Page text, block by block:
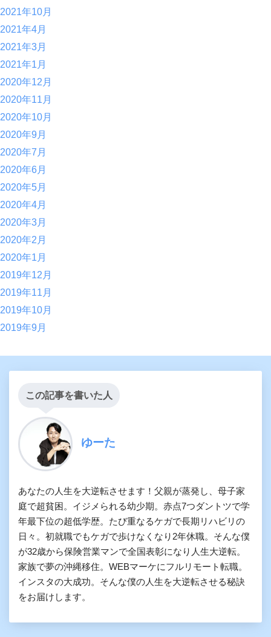
2021年10月
2021年4月
2021年3月
2021年1月
2020年12月
2020年11月
2020年10月
2020年9月
2020年7月
2020年6月
2020年5月
2020年4月
2020年3月
2020年2月
2020年1月
2019年12月
2019年11月
2019年10月
2019年9月
この記事を書いた人
ゆーた
あなたの人生を大逆転させます！父親が蒸発し、母子家
庭で超貧困。イジメられる幼少期。赤点7つダントツで学
年最下位の超低学歴。たび重なるケガで長期リハビリの
日々。初就職でもケガで歩けなくなり2年休職。そんな僕
が32歳から保険営業マンで全国表彰になり人生大逆転。
家族で夢の沖縄移住。WEBマーケにフルリモート転職。
インスタの大成功。そんな僕の人生を大逆転させる秘訣
をお届けします。